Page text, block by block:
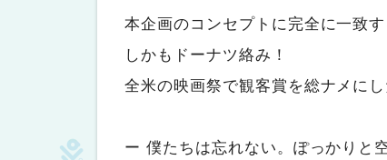
本企画のコンセプトに完全に一致す
しかもドーナツ絡み！
全米の映画祭で観客賞を総ナメに
ー 僕たちは忘れない。ぽっかりと